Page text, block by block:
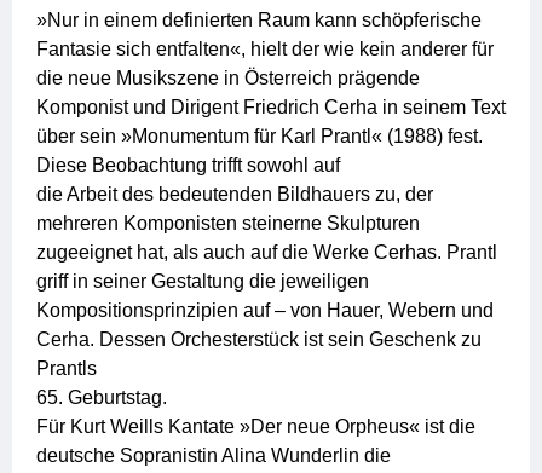
»Nur in einem definierten Raum kann schöpferische
Fantasie sich entfalten«, hielt der wie kein anderer für
die neue Musikszene in Österreich prägende
Komponist und Dirigent Friedrich Cerha in seinem Text
über sein »Monumentum für Karl Prantl« (1988) fest.
Diese Beobachtung trifft sowohl auf
die Arbeit des bedeutenden Bildhauers zu, der
mehreren Komponisten steinerne Skulpturen
zugeeignet hat, als auch auf die Werke Cerhas. Prantl
griff in seiner Gestaltung die jeweiligen
Kompositionsprinzipien auf – von Hauer, Webern und
Cerha. Dessen Orchesterstück ist sein Geschenk zu
Prantls
65. Geburtstag.
Für Kurt Weills Kantate »Der neue Orpheus« ist die
deutsche Sopranistin Alina Wunderlin die